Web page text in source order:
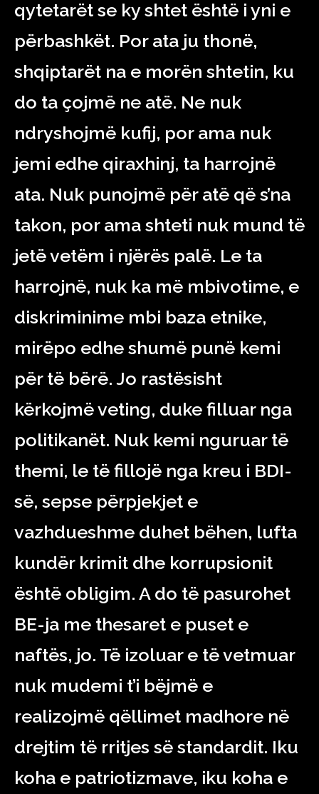
qytetarët se ky shtet është i yni e
përbashkët. Por ata ju thonë,
shqiptarët na e morën shtetin, ku
do ta çojmë ne atë. Ne nuk
ndryshojmë kufij, por ama nuk
jemi edhe qiraxhinj, ta harrojnë
ata. Nuk punojmë për atë që s’na
takon, por ama shteti nuk mund të
jetë vetëm i njërës palë. Le ta
harrojnë, nuk ka më mbivotime, e
diskriminime mbi baza etnike,
mirëpo edhe shumë punë kemi
për të bërë. Jo rastësisht
kërkojmë veting, duke filluar nga
politikanët. Nuk kemi nguruar të
themi, le të fillojë nga kreu i BDI-
së, sepse përpjekjet e
vazhdueshme duhet bëhen, lufta
kundër krimit dhe korrupsionit
është obligim. A do të pasurohet
BE-ja me thesaret e puset e
naftës, jo. Të izoluar e të vetmuar
nuk mudemi t’i bëjmë e
realizojmë qëllimet madhore në
drejtim të rritjes së standardit. Iku
koha e patriotizmave, iku koha e